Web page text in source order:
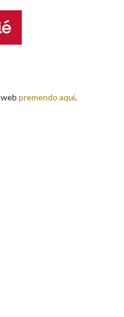
premendo aquí.